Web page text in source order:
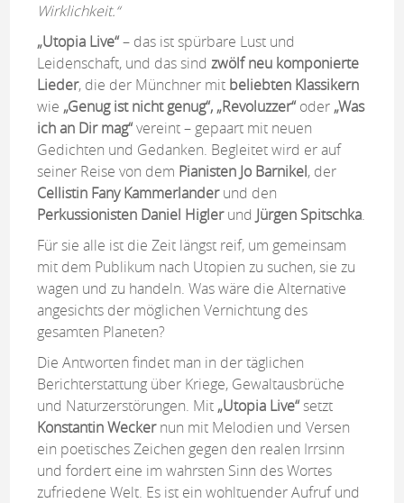
Wirklichkeit.“
„Utopia Live“– das ist spürbare Lust und
Leidenschaft, und das sindzwölf neu komponierte
Lieder, die der Münchner mit beliebten Klassikern
wie „Genug ist nicht genug“, „Revoluzzer“oder „Was
ich an Dir mag“vereint – gepaart mit neuen
Gedichten und Gedanken. Begleitet wird er auf
seiner Reise von dem Pianisten Jo Barnikel, der
Cellistin Fany Kammerlanderund den
Perkussionisten Daniel Higlerund Jürgen Spitschka.
Für sie alle ist die Zeit längst reif, um gemeinsam
mit dem Publikum nach Utopien zu suchen, sie zu
wagen und zu handeln. Was wäre die Alternative
angesichts der möglichen Vernichtung des
gesamten Planeten?
Die Antworten findet man in der täglichen
Berichterstattung über Kriege, Gewaltausbrüche
und Naturzerstörungen. Mit „Utopia Live“setzt
Konstantin Weckernun mit Melodien und Versen
ein poetisches Zeichen gegen den realen Irrsinn
und fordert eine im wahrsten Sinn des Wortes
zufriedene Welt. Es ist ein wohltuender Aufruf und